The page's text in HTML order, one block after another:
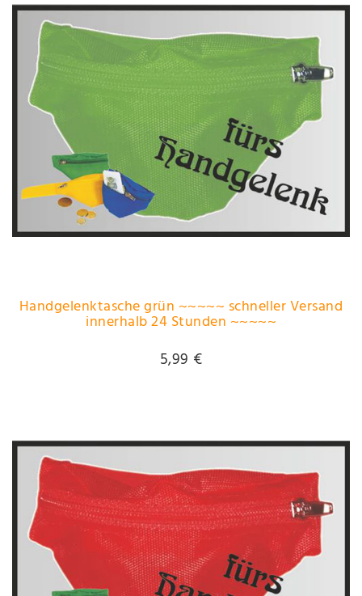
Handgelenktasche grün ~~~~~ schneller Versand
innerhalb 24 Stunden ~~~~~
5,99 €